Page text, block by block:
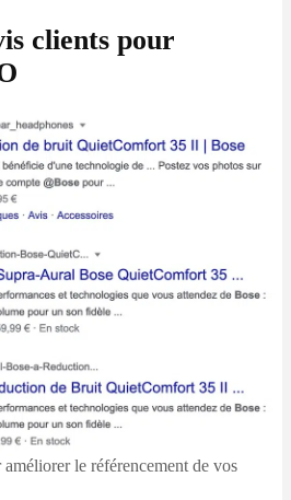
clients pour
le référencement de vos